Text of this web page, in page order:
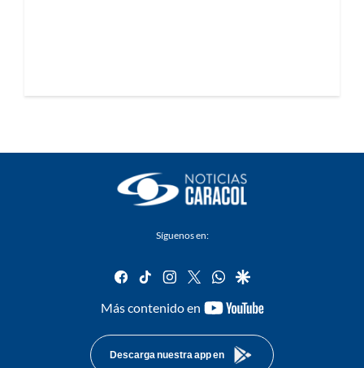
Síguenos en:
facebook
tiktok instagram
twitterwhatsapp
google
Más contenido en
youtube-
Descarga nuestra app en